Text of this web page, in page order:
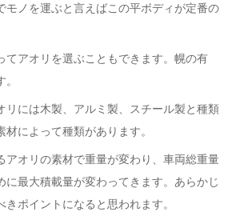
モノを運ぶと言えばこの平ボディが定番の
てアオリを選ぶこともできます。幌の有
リには木製、アルミ製、スチール製と種類
材によって種類があります。
アオリの素材で重量が変わり、車両総重量
に最大積載量が変わってきます。あらかじ
ポイントになると思われます。